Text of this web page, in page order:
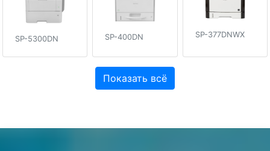
SP-5300DN SP-400DN SP-377DNWX
Показать всё